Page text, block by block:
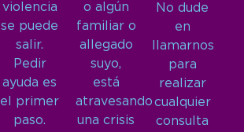
violencia
se puede
salir.
Pedir
ayuda es
el primer
paso.
o algún
familiar o
allegado
suyo,
está
atravesando
una crisis
No dude
en
llamarnos
para
realizar
cualquier
consulta